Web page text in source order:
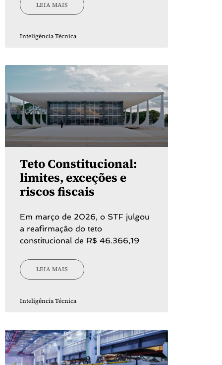
LEIA MAIS
Inteligência Técnica
Teto Constitucional:
limites, exceções e
riscos fiscais
Em março de 2026, o STF julgou
a reafirmação do teto
constitucional de R$ 46.366,19
LEIA MAIS
Inteligência Técnica